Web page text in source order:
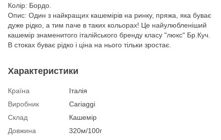
Колір: Бордо.
Опис: Один з найкращих кашемірів на ринку, пряжа, яка буває
дуже рідко, а тим паче в таких кольорах! Це найулюбленіший
кашемір знаменитого італійського бренду класу "люкс" Бр.Куч.
В стоках буває рідко і ціна на нього тільки зростає.
Характеристики
Країна
Італія
Виробник
Cariaggi
Склад
Кашемір
Довжина
320м/100г